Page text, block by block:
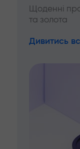
Щоденні
та золота
Дивитись